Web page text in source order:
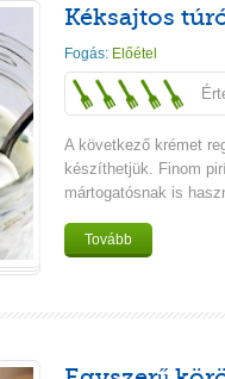
Kéksajtos
Fogás: Előétel
A következő krémet
készíthetjük. Finom
mártogatósnak is
Tovább